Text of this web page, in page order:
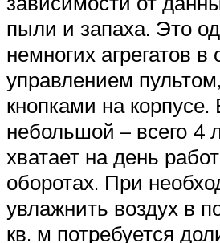
пыли и запаха. Это
немногих агрегатов в
управлением
кнопками на
небольшой – всего 4
хватает на день
оборотах. При
увлажнить воздух в
кв. м потребуется